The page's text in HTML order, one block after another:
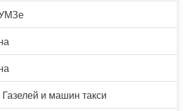
и машин такси